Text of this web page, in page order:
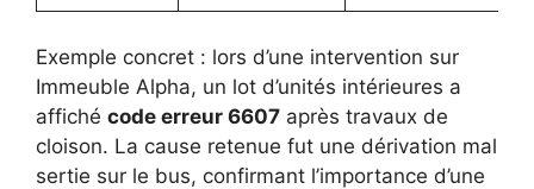
Exemple concret : lors d’une intervention sur
Immeuble Alpha, un lot d’unités intérieures a
affiché code erreur 6607 après travaux de
cloison. La cause retenue fut une dérivation mal
sertie sur le bus, confirmant l’importance d’une